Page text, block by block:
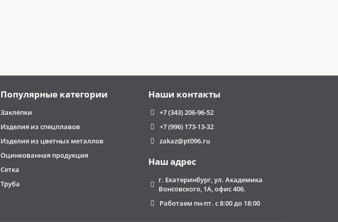
Популярные категории
Заклёпки
Изделия из спецплавов
Изделия из цветных металлов
Оцинкованная продукция
Сетка
Труба
Наши контакты
+7 (343) 206-96-52
+7 (996) 173-13-32
zakaz@pt096.ru
Наш адрес
г. Екатеринбург, ул. Академика
Вонсовского, 1А, офис 406.
Работаем пн-пт. с 8:00 до 18:00